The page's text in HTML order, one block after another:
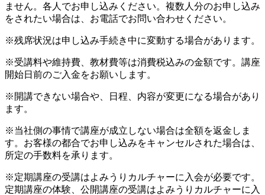
ません。各人でお申し込みください。複数人分のお申し込み
をされたい場合は、お電話でお問い合わせください。
※残席状況は申し込み手続き中に変動する場合があります。
※受講料や維持費、教材費等は消費税込みの金額です。講座
開始日前のご入金をお願いします。
※開講できない場合や、日程、内容が変更になる場合があり
ます。
※当社側の事情で講座が成立しない場合は全額を返金しま
す。お客様の都合でお申し込みをキャンセルされた場合は、
所定の手数料を承ります。
※定期講座の受講はよみうりカルチャーに入会が必要です。
定期講座の体験、公開講座の受講はよみうりカルチャーに入